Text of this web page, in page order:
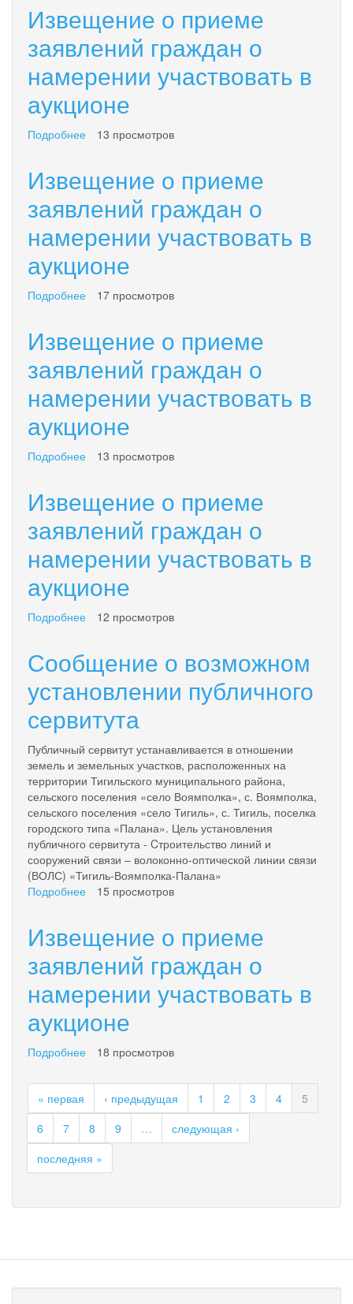
приеме
заявлений
граждан
намерении
участвовать
в
аукционе
Извещение о приеме
заявлений граждан о
намерении участвовать в
аукционе
Подробнее
приеме
заявлений
граждан
намерении
участвовать
в
аукционе
13 просмотров
Извещение о приеме
заявлений граждан о
намерении участвовать в
аукционе
Подробнее
приеме
заявлений
граждан
намерении
участвовать
в
аукционе
17 просмотров
Извещение о приеме
заявлений граждан о
намерении участвовать в
аукционе
Подробнее
приеме
заявлений
граждан
намерении
участвовать
в
аукционе
13 просмотров
Извещение о приеме
заявлений граждан о
намерении участвовать в
аукционе
Подробнее
приеме
заявлений
граждан
намерении
в
аукционе
12 просмотров
Сообщение о возможном
установлении публичного
сервитута
Публичный сервитут устанавливается в отношении
земель и земельных участков, расположенных на
территории Тигильского муниципального района,
сельского поселения «село Воямполка», с. Воямполка,
сельского поселения «село Тигиль», с. Тигиль, поселка
городского типа «Палана». Цель установления
публичного сервитута - Cтроительство линий и
сооружений связи – волоконно-оптической линии связи
(ВОЛС) «Тигиль-Воямполка-Палана»
Подробнее
возможном
установлении
публичного
15 просмотров
Извещение о приеме
заявлений граждан о
намерении участвовать в
аукционе
Подробнее
о
приеме
заявлений
граждан
о
намерении
участвовать
аукционе
18 просмотров
« первая ‹ предыдущая 1 2 3 4
5
6
7 8 9 …
следующая ›
последняя »